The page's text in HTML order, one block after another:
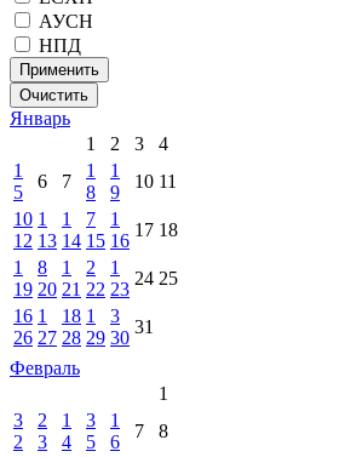
АУСН
НПД
Применить
Очистить
Январь
1
2 3
4
1
5
6 7
1
8
1
9
10 11
10
12
1
13
1
14
7
15
1
16
17 18
1
19
8
20
1
21
2
22
1
23
24 25
16
26
1
27
18
28
1
29
3
30
31
Февраль
1
3
2
2
3
1
4
3
5
1
6
7
8